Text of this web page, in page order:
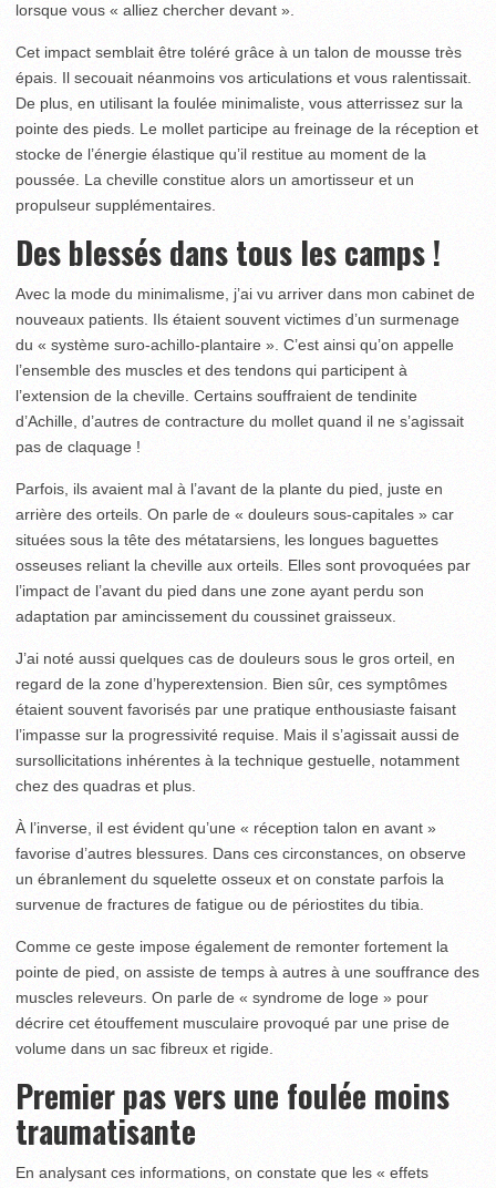
lorsque vous « alliez chercher devant ».
Cet impact semblait être toléré grâce à un talon de mousse très
épais. Il secouait néanmoins vos articulations et vous ralentissait.
De plus, en utilisant la foulée minimaliste, vous atterrissez sur la
pointe des pieds. Le mollet participe au freinage de la réception et
stocke de l’énergie élastique qu’il restitue au moment de la
poussée. La cheville constitue alors un amortisseur et un
propulseur supplémentaires.
Des blessés dans tous les camps !
Avec la mode du minimalisme, j’ai vu arriver dans mon cabinet de
nouveaux patients. Ils étaient souvent victimes d’un surmenage
du « système suro-achillo-plantaire ». C’est ainsi qu’on appelle
l’ensemble des muscles et des tendons qui participent à
l’extension de la cheville. Certains souffraient de tendinite
d’Achille, d’autres de contracture du mollet quand il ne s’agissait
pas de claquage !
Parfois, ils avaient mal à l’avant de la plante du pied, juste en
arrière des orteils. On parle de « douleurs sous-capitales » car
situées sous la tête des métatarsiens, les longues baguettes
osseuses reliant la cheville aux orteils. Elles sont provoquées par
l’impact de l’avant du pied dans une zone ayant perdu son
adaptation par amincissement du coussinet graisseux.
J’ai noté aussi quelques cas de douleurs sous le gros orteil, en
regard de la zone d’hyperextension. Bien sûr, ces symptômes
étaient souvent favorisés par une pratique enthousiaste faisant
l’impasse sur la progressivité requise. Mais il s’agissait aussi de
sursollicitations inhérentes à la technique gestuelle, notamment
chez des quadras et plus.
À l’inverse, il est évident qu’une « réception talon en avant »
favorise d’autres blessures. Dans ces circonstances, on observe
un ébranlement du squelette osseux et on constate parfois la
survenue de fractures de fatigue ou de périostites du tibia.
Comme ce geste impose également de remonter fortement la
pointe de pied, on assiste de temps à autres à une souffrance des
muscles releveurs. On parle de « syndrome de loge » pour
décrire cet étouffement musculaire provoqué par une prise de
volume dans un sac fibreux et rigide.
Premier pas vers une foulée moins
traumatisante
En analysant ces informations, on constate que les « effets